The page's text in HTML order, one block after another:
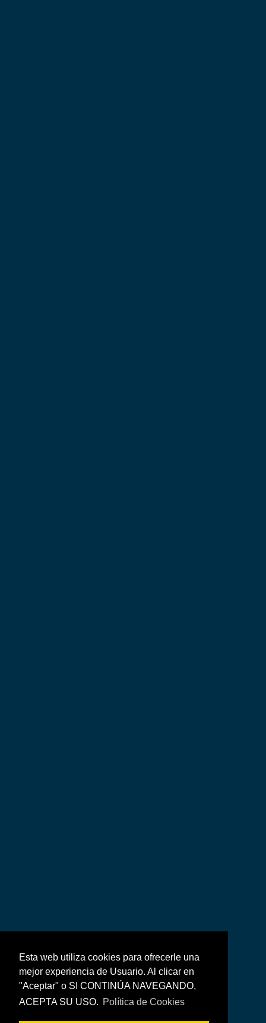
Esta web utiliza cookies para ofrecerle una
mejor experiencia de Usuario. Al clicar en
"Aceptar" o SI CONTINÚA NAVEGANDO,
ACEPTA SU USO. Política de Cookies